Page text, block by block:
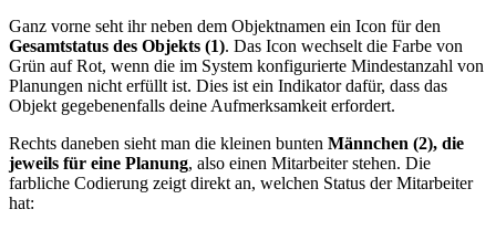
Ganz vorne seht ihr neben dem Objektnamen ein Icon für den
Gesamtstatus des Objekts (1). Das Icon wechselt die Farbe von
Grün auf Rot, wenn die im System konfigurierte Mindestanzahl von
Planungen nicht erfüllt ist. Dies ist ein Indikator dafür, dass das
Objekt gegebenenfalls deine Aufmerksamkeit erfordert.
Rechts daneben sieht man die kleinen bunten Männchen (2), die
jeweils für eine Planung, also einen Mitarbeiter stehen. Die
farbliche Codierung zeigt direkt an, welchen Status der Mitarbeiter
hat: